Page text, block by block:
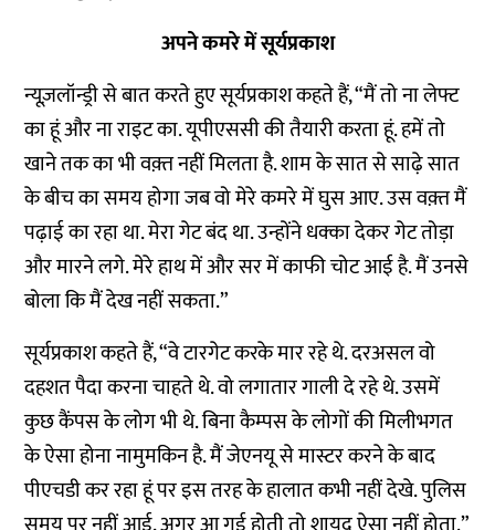
अपने कमरे में सूर्यप्रकाश
न्यूज़लॉन्ड्री से बात करते हुए सूर्यप्रकाश कहते हैं, “मैं तो ना लेफ्ट
का हूं और ना राइट का. यूपीएससी की तैयारी करता हूं. हमें तो
खाने तक का भी वक़्त नहीं मिलता है. शाम के सात से साढ़े सात
के बीच का समय होगा जब वो मेरे कमरे में घुस आए. उस वक़्त मैं
पढ़ाई का रहा था. मेरा गेट बंद था. उन्होंने धक्का देकर गेट तोड़ा
और मारने लगे. मेरे हाथ में और सर में काफी चोट आई है. मैं उनसे
बोला कि मैं देख नहीं सकता.”
सूर्यप्रकाश कहते हैं, “वे टारगेट करके मार रहे थे. दरअसल वो
दहशत पैदा करना चाहते थे. वो लगातार गाली दे रहे थे. उसमें
कुछ कैंपस के लोग भी थे. बिना कैम्पस के लोगों की मिलीभगत
के ऐसा होना नामुमकिन है. मैं जेएनयू से मास्टर करने के बाद
पीएचडी कर रहा हूं पर इस तरह के हालात कभी नहीं देखे. पुलिस